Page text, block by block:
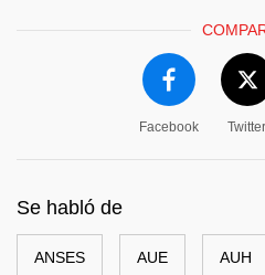
Facebook Twitter
Se habló de
ANSES AUE AUH